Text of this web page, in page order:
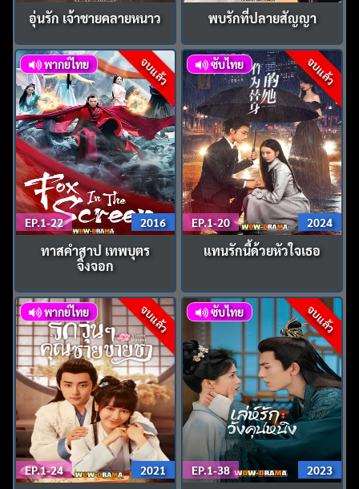
อุ่นรัก เจ้าชายคลายหนาว พบรักที่ปลายสัญญา
จบแล้ว
พากย์ไทย
EP.1-22 2016
ทาสคำสาป เทพบุตร
จิ้งจอก
จบแล้ว
ซับไทย
EP.1-20 2024
แทนรักนี้ด้วยหัวใจเธอ
จบแล้ว
พากย์ไทย
EP.1-24 2021
จบแล้ว
ซับไทย
EP.1-38 2023